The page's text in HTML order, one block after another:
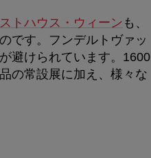
トハウス・ウィーン も、
です。フンデルトヴァッ
避けられています。1600
の常設展に加え、様々な